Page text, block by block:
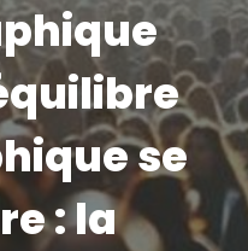
se
: la